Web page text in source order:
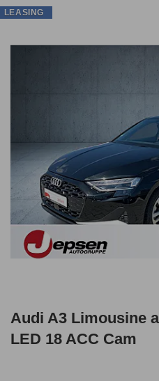
Audi A3 Limousine
LED 18 ACC Cam
LEASING